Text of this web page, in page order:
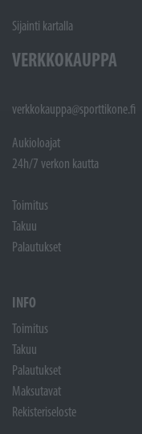
Sijainti kartalla
VERKKOKAUPPA
verkkokauppa@sporttikone.fi
Aukioloajat
24h/7 verkon kautta
Toimitus
Takuu
Palautukset
INFO
Toimitus
Takuu
Palautukset
Maksutavat
Rekisteriseloste